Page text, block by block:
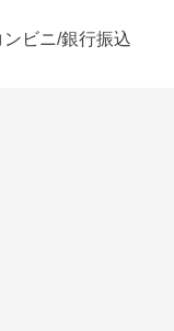
ンビニ/銀行振込